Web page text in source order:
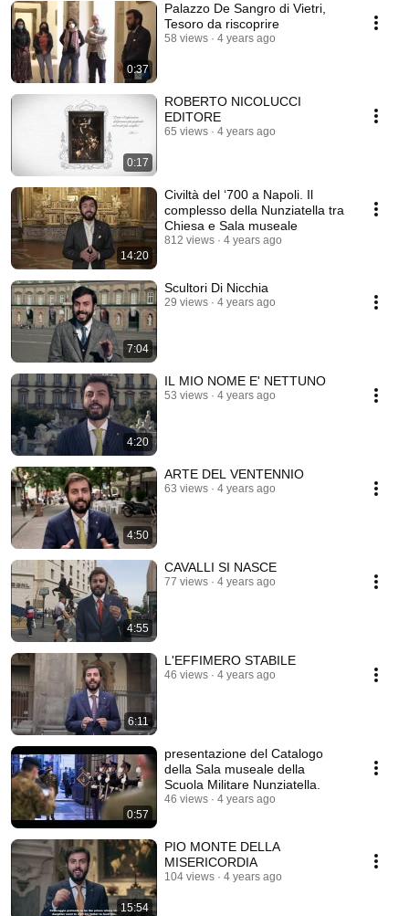
0:37
Palazzo De Sangro di Vietri,
Tesoro da riscoprire
58 views 4 years ago
0:17
ROBERTO NICOLUCCI
EDITORE
65 views 4 years ago
14:20
Civiltà del ‘700 a Napoli. Il
complesso della Nunziatella tra
Chiesa e Sala museale
812 views 4 years ago
7:04
Scultori Di Nicchia
29 views 4 years ago
4:20
IL MIO NOME E' NETTUNO
53 views 4 years ago
4:50
ARTE DEL VENTENNIO
63 views 4 years ago
4:55
CAVALLI SI NASCE
77 views 4 years ago
6:11
L'EFFIMERO STABILE
46 views 4 years ago
0:57
presentazione del Catalogo
della Sala museale della
Scuola Militare Nunziatella.
46 views 4 years ago
15:54
PIO MONTE DELLA
MISERICORDIA
104 views 4 years ago